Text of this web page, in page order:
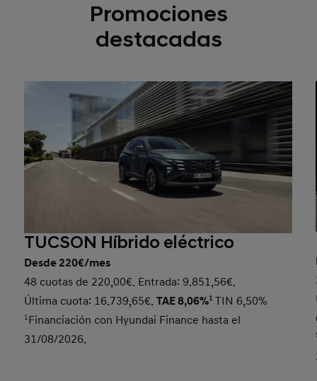
Promociones
destacadas
TUCSON Híbrido eléctrico
Desde 220€/mes
48 cuotas de 220,00€. Entrada: 9.851,56€.
Última cuota: 16.739,65€.TAE 8,06%1 TIN 6,50%
1Financiación con Hyundai Finance hasta el
31/08/2026.